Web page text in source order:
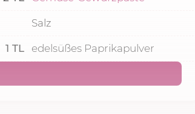
Salz
1 TL edelsüßes Paprikapulver